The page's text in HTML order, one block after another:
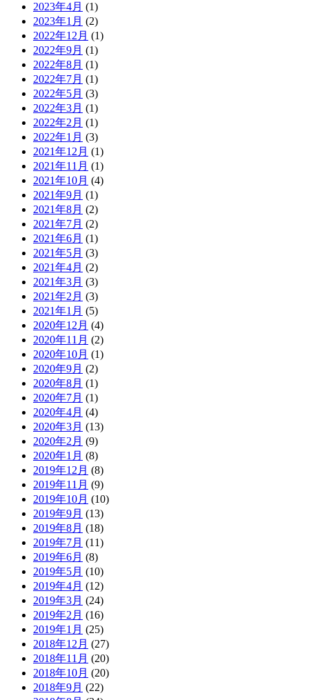
2023年4月 (1)
2023年1月 (2)
2022年12月 (1)
2022年9月 (1)
2022年8月 (1)
2022年7月 (1)
2022年5月 (3)
2022年3月 (1)
2022年2月 (1)
2022年1月 (3)
2021年12月 (1)
2021年11月 (1)
2021年10月 (4)
2021年9月 (1)
2021年8月 (2)
2021年7月 (2)
2021年6月 (1)
2021年5月 (3)
2021年4月 (2)
2021年3月 (3)
2021年2月 (3)
2021年1月 (5)
2020年12月 (4)
2020年11月 (2)
2020年10月 (1)
2020年9月 (2)
2020年8月 (1)
2020年7月 (1)
2020年4月 (4)
2020年3月 (13)
2020年2月 (9)
2020年1月 (8)
2019年12月 (8)
2019年11月 (9)
2019年10月 (10)
2019年9月 (13)
2019年8月 (18)
2019年7月 (11)
2019年6月 (8)
2019年5月 (10)
2019年4月 (12)
2019年3月 (24)
2019年2月 (16)
2019年1月 (25)
2018年12月 (27)
2018年11月 (20)
2018年10月 (20)
2018年9月 (22)